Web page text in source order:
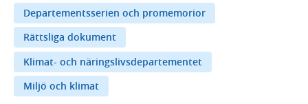
Departementsserien och promemorior
Rättsliga dokument
Klimat- och näringslivsdepartementet
Miljö och klimat